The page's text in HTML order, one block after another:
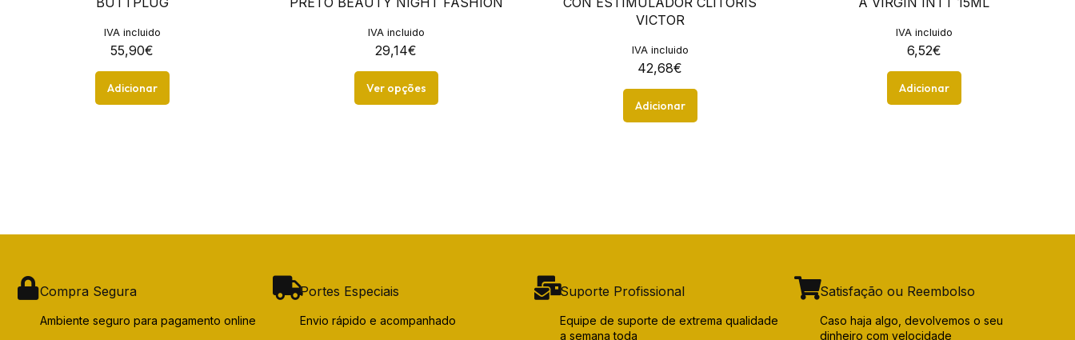
55,90€
IVA incluido
Adicionar
29,14€
IVA incluido
Ver opções
VICTOR
42,68€
IVA incluido
Adicionar
6,52€
IVA incluido
Adicionar
Compra Segura
Ambiente seguro para pagamento online
Portes Especiais
Envio rápido e acompanhado
Suporte Profissional
Equipe de suporte de extrema qualidade
a semana toda
Satisfação ou Reembolso
Caso haja algo, devolvemos o seu
dinheiro com velocidade